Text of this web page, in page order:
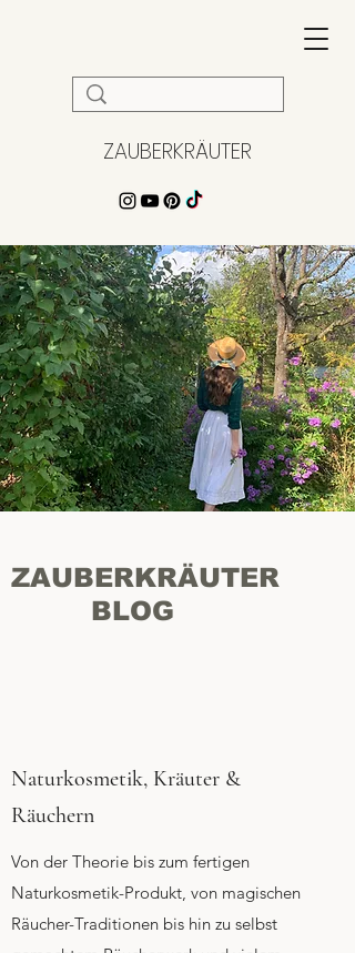
ZAUBERKRÄUTER
ZAUBERKRÄUTER
BLOG
Naturkosmetik, Kräuter &
Räuchern
Von der Theorie bis zum fertigen
Naturkosmetik-Produkt, von magischen
Räucher-Traditionen bis hin zu selbst